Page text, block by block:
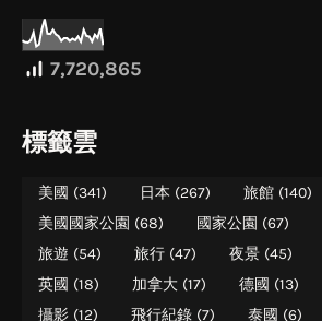
7,720,865
標籤雲
美國 (341) 日本 (267) 旅館 (140)
美國國家公園 (68) 國家公園 (67)
旅遊 (54) 旅行 (47) 夜景 (45)
英國 (18) 加拿大 (17) 德國 (13)
攝影 (12) 飛行紀錄 (7) 泰國 (6)